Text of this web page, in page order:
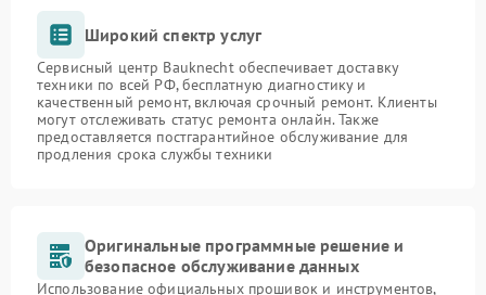
Широкий спектр услуг
Сервисный центр Bauknecht обеспечивает доставку
техники по всей РФ, бесплатную диагностику и
качественный ремонт, включая срочный ремонт. Клиенты
могут отслеживать статус ремонта онлайн. Также
предоставляется постгарантийное обслуживание для
продления срока службы техники
Оригинальные программные решение и
безопасное обслуживание данных
Использование официальных прошивок и инструментов,